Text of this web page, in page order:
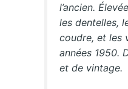
l’ancien.
les dentelles,
coudre, et les
années 1950.
et de vintage.